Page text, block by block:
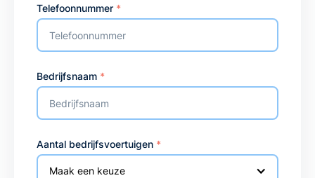
Telefoonnummer *
Bedrijfsnaam *
Aantal bedrijfsvoertuigen *
Maak een keuze